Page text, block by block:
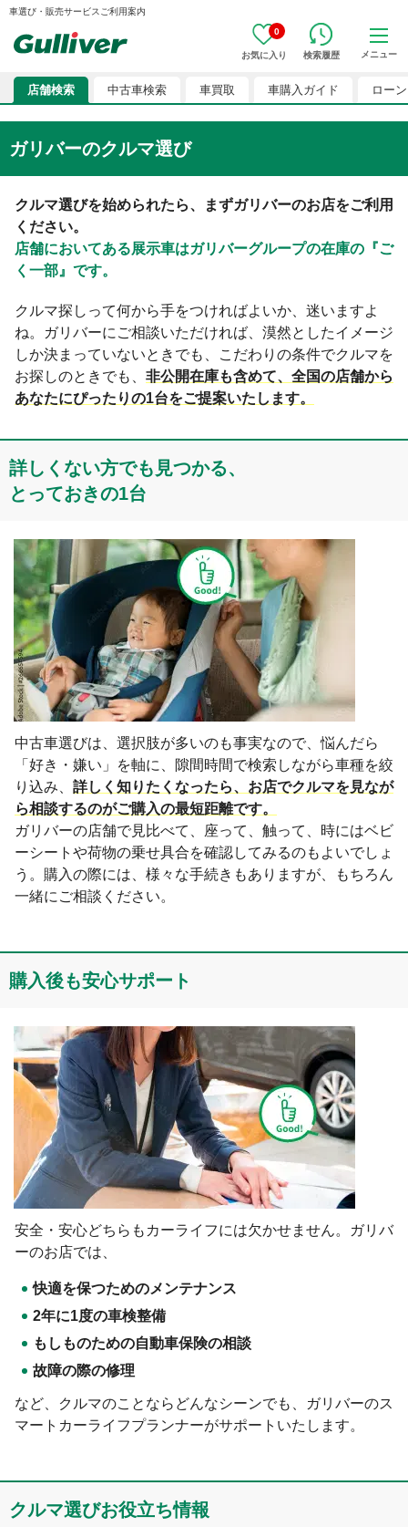
車選び・販売サービスご利用案内
0
お気に入り 検索履歴 メニュー
店舗検索 中古車検索 車買取 車購入ガイド ローン
ガリバーのクルマ選び
クルマ選びを始められたら、まずガリバーのお店をご利用
ください。
店舗においてある展示車はガリバーグループの在庫の『ご
く一部』です。
クルマ探しって何から手をつければよいか、迷いますよ
ね。ガリバーにご相談いただければ、漠然としたイメージ
しか決まっていないときでも、こだわりの条件でクルマを
お探しのときでも、 非公開在庫も含めて、全国の店舗から
あなたにぴったりの1台をご提案いたします。
詳しくない⽅でも見つかる、
とっておきの1台
中古車選びは、選択肢が多いのも事実なので、悩んだら
「好き・嫌い」を軸に、隙間時間で検索しながら車種を絞
り込み、 詳しく知りたくなったら、お店でクルマを見なが
ら相談するのがご購入の最短距離です。
ガリバーの店舗で見比べて、座って、触って、時にはベビ
ーシートや荷物の乗せ具合を確認してみるのもよいでしょ
う。購入の際には、様々な手続きもありますが、もちろん
一緒にご相談ください。
購⼊後も安心サポート
安全・安心どちらもカーライフには欠かせません。ガリバ
ーのお店では、
快適を保つためのメンテナンス
2年に1度の車検整備
もしものための自動車保険の相談
故障の際の修理
など、クルマのことならどんなシーンでも、ガリバーのス
マートカーライフプランナーがサポートいたします。
クルマ選びお役⽴ち情報